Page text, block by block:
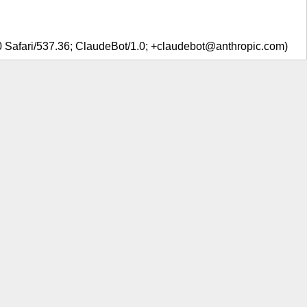
537.36; ClaudeBot/1.0; +claudebot@anthropic.com)